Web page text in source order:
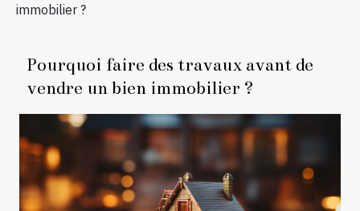
immobilier ?
Pourquoi faire des travaux avant de
vendre un bien immobilier ?